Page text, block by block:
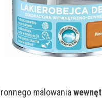
malowania